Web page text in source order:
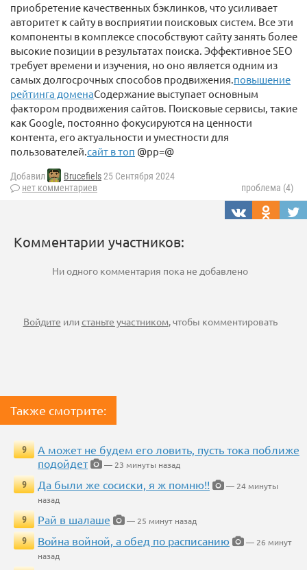
приобретение качественных бэклинков, что усиливает
авторитет к сайту в восприятии поисковых систем. Все эти
компоненты в комплексе способствуют сайту занять более
высокие позиции в результатах поиска. Эффективное SEO
требует времени и изучения, но оно является одним из
самых долгосрочных способов продвижения.повышение
рейтинга доменаСодержание выступает основным
фактором продвижения сайтов. Поисковые сервисы, такие
как Google, постоянно фокусируются на ценности
контента, его актуальности и уместности для
пользователей.сайт в топ @pp=@
Добавил Brucefiels25 Сентября 2024
нет комментариев
проблема (4)
Комментарии участников:
Ни одного комментария пока не добавлено
Войдите илистаньте участником, чтобы комментировать
Также смотрите:
9
А может не будем его ловить, пусть тока поближе
подойдет
— 23 минуты назад
9
Да были же сосиски, я ж помню!!
— 24 минуты
назад
9
Рай в шалаше
— 25 минут назад
9
Война войной, а обед по расписанию
— 26 минут
назад